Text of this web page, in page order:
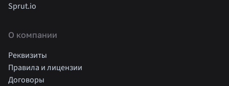
Sprut.io
О компании
Реквизиты
Правила и лицензии
Договоры